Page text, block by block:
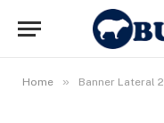
Home » Banner Lateral 2